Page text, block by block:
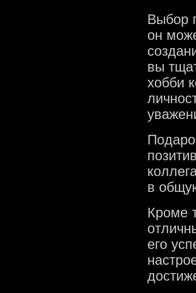
Выбор
он
вы
хобби
в
Кроме
его